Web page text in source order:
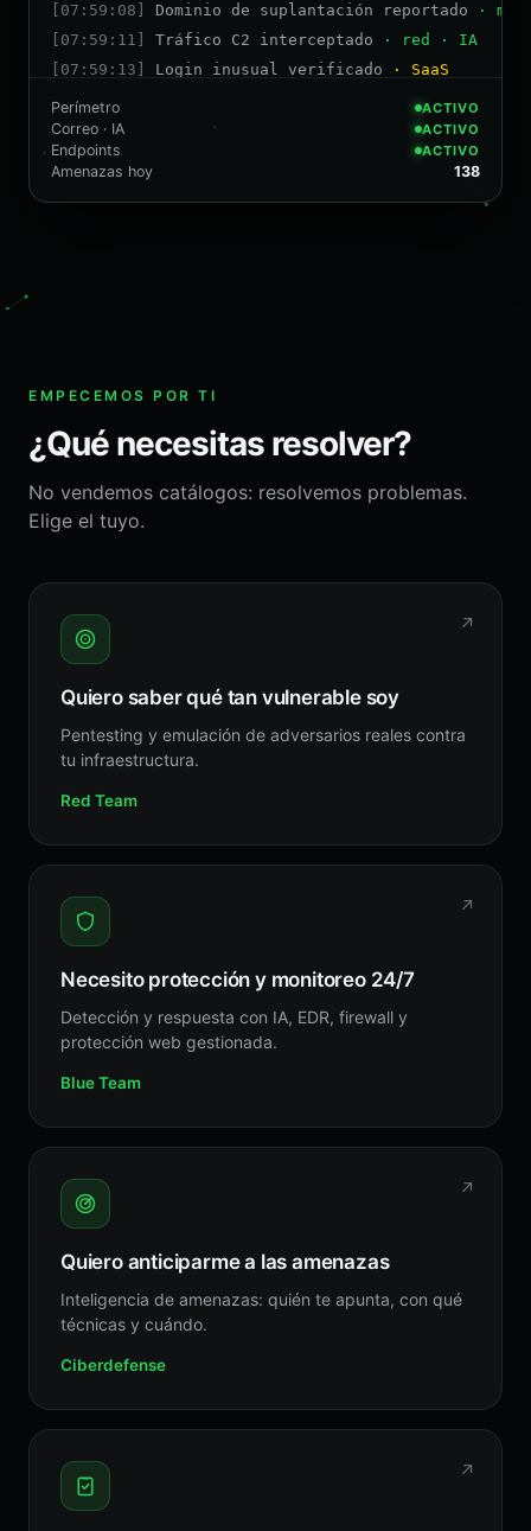
[07:59:08]
Dominio de suplantación reportado
·
[07:59:11]
Tráfico C2 interceptado
· red · IA
[07:59:13]
Login inusual verificado · SaaS
Perímetro ACTIVO
Correo · IA ACTIVO
Endpoints ACTIVO
Amenazas hoy 138
EMPECEMOS POR TI
¿Qué necesitas resolver?
No vendemos catálogos: resolvemos problemas.
Elige el tuyo.
↗
Quiero saber qué tan vulnerable soy
Pentesting y emulación de adversarios reales contra
tu infraestructura.
Red Team
↗
Necesito protección y monitoreo 24/7
Detección y respuesta con IA, EDR, firewall y
protección web gestionada.
Blue Team
↗
Quiero anticiparme a las amenazas
Inteligencia de amenazas: quién te apunta, con qué
técnicas y cuándo.
Ciberdefense
↗